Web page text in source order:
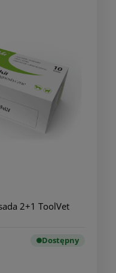
2+1 ToolVet
Dostępny